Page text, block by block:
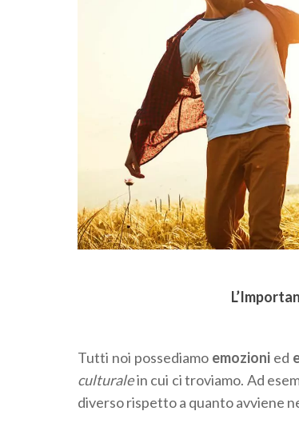
Tutti noi possediamo emozioni ed
culturalein cui ci troviamo. Ad
diverso rispetto a quanto avviene